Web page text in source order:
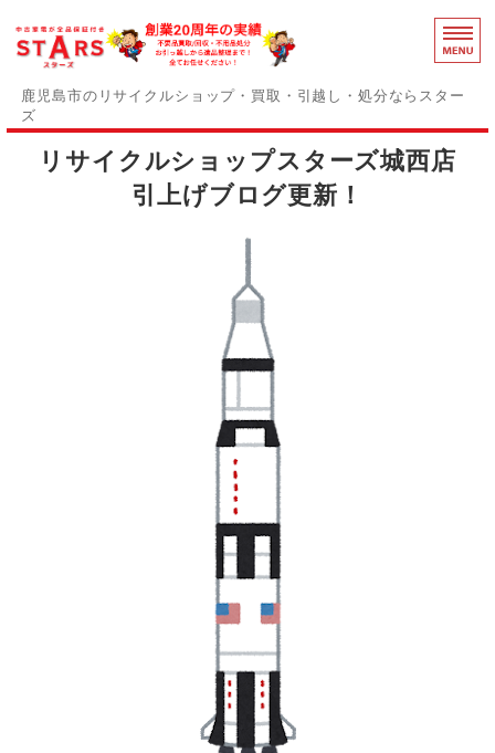
鹿児島の
鹿児島市のリサイクルショップ・買取・引越し・処分ならスター
ズ
スターズの誇りと強み
障がい者支援事業部
リサイクルショップスターズ城西店
引上げブログ更新！